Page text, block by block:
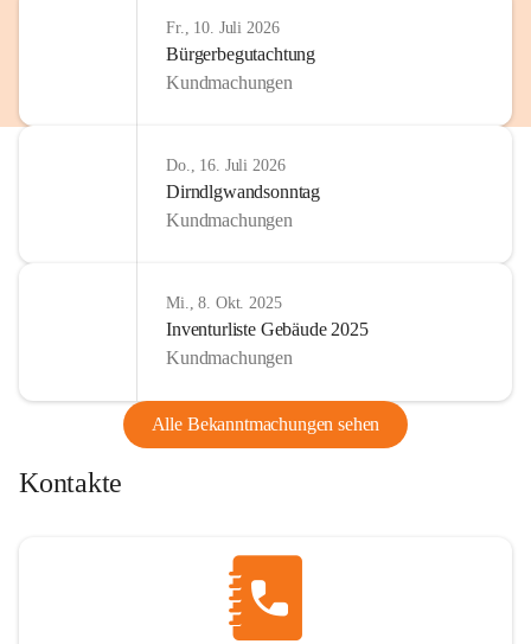
Fr., 10. Juli 2026
Bürgerbegutachtung
Kundmachungen
Do., 16. Juli 2026
Dirndlgwandsonntag
Kundmachungen
Mi., 8. Okt. 2025
Inventurliste Gebäude 2025
Kundmachungen
Alle Bekanntmachungen sehen
Kontakte